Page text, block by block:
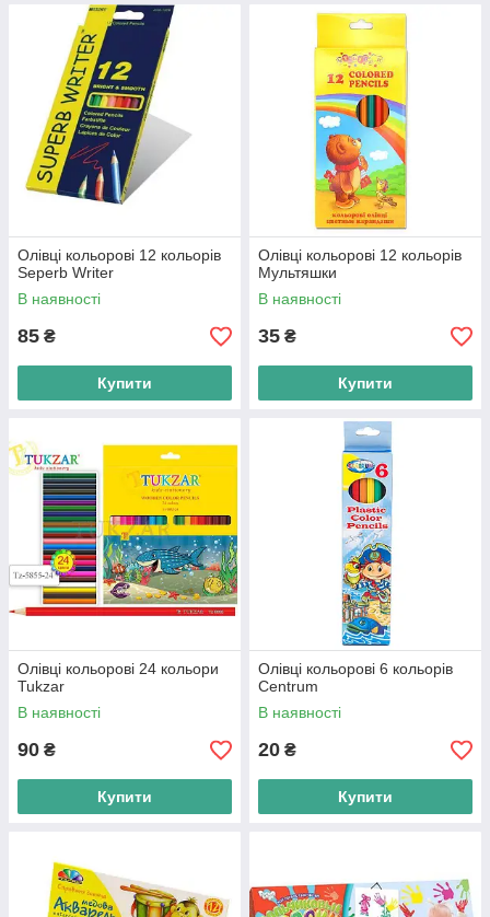
Олівці кольорові 12 кольорів
Seperb Writer
В наявності
85 ₴
Купити
Олівці кольорові 12 кольорів
Мультяшки
В наявності
35 ₴
Купити
Олівці кольорові 24 кольори
Tukzar
В наявності
90 ₴
Купити
Олівці кольорові 6 кольорів
Centrum
В наявності
20 ₴
Купити